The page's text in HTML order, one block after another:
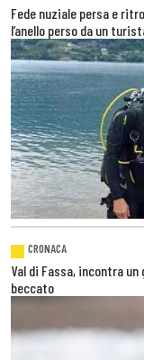
Fede nuziale persa e
l’anello perso da un
CRONACA
Val di Fassa, incontra
beccato